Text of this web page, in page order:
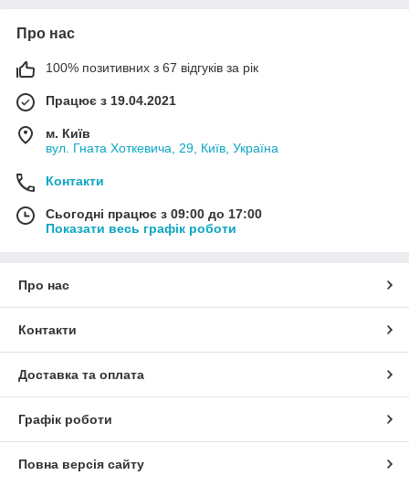
Про нас
100% позитивних з 67 відгуків за рік
Працює з 19.04.2021
м. Київ
вул. Гната Хоткевича, 29, Київ, Україна
Контакти
Сьогодні працює з 09:00 до 17:00
Показати весь графік роботи
Про нас
Контакти
Доставка та оплата
Графік роботи
Повна версія сайту